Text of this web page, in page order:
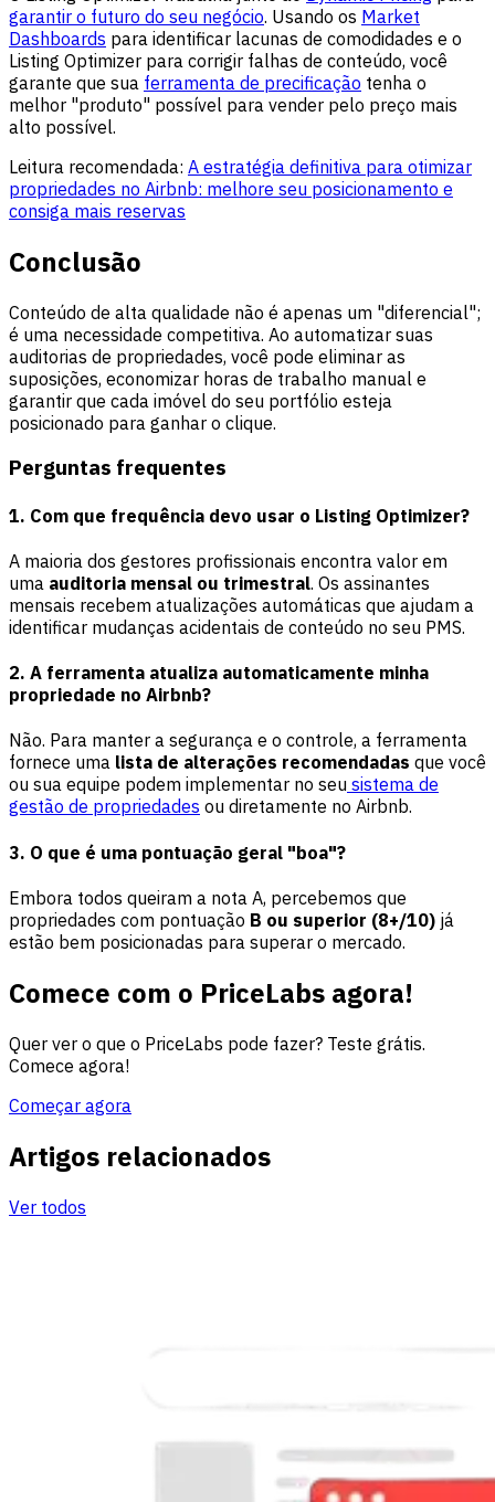
garantir o futuro do seu negócio. Usando os Market
Dashboards para identificar lacunas de comodidades e o
Listing Optimizer para corrigir falhas de conteúdo, você
garante que sua ferramenta de precificação tenha o
melhor "produto" possível para vender pelo preço mais
alto possível.
Leitura recomendada: A estratégia definitiva para otimizar
propriedades no Airbnb: melhore seu posicionamento e
consiga mais reservas
Conclusão
Conteúdo de alta qualidade não é apenas um "diferencial";
é uma necessidade competitiva. Ao automatizar suas
auditorias de propriedades, você pode eliminar as
suposições, economizar horas de trabalho manual e
garantir que cada imóvel do seu portfólio esteja
posicionado para ganhar o clique.
Perguntas frequentes
1. Com que frequência devo usar o Listing Optimizer?
A maioria dos gestores profissionais encontra valor em
uma auditoria mensal ou trimestral. Os assinantes
mensais recebem atualizações automáticas que ajudam a
identificar mudanças acidentais de conteúdo no seu PMS.
2. A ferramenta atualiza automaticamente minha
propriedade no Airbnb?
Não. Para manter a segurança e o controle, a ferramenta
fornece uma lista de alterações recomendadas que você
ou sua equipe podem implementar no seu sistema de
gestão de propriedades ou diretamente no Airbnb.
3. O que é uma pontuação geral "boa"?
Embora todos queiram a nota A, percebemos que
propriedades com pontuação B ou superior (8+/10) já
estão bem posicionadas para superar o mercado.
Comece com o PriceLabs agora!
Quer ver o que o PriceLabs pode fazer? Teste grátis.
Comece agora!
Começar agora
Artigos relacionados
Ver todos